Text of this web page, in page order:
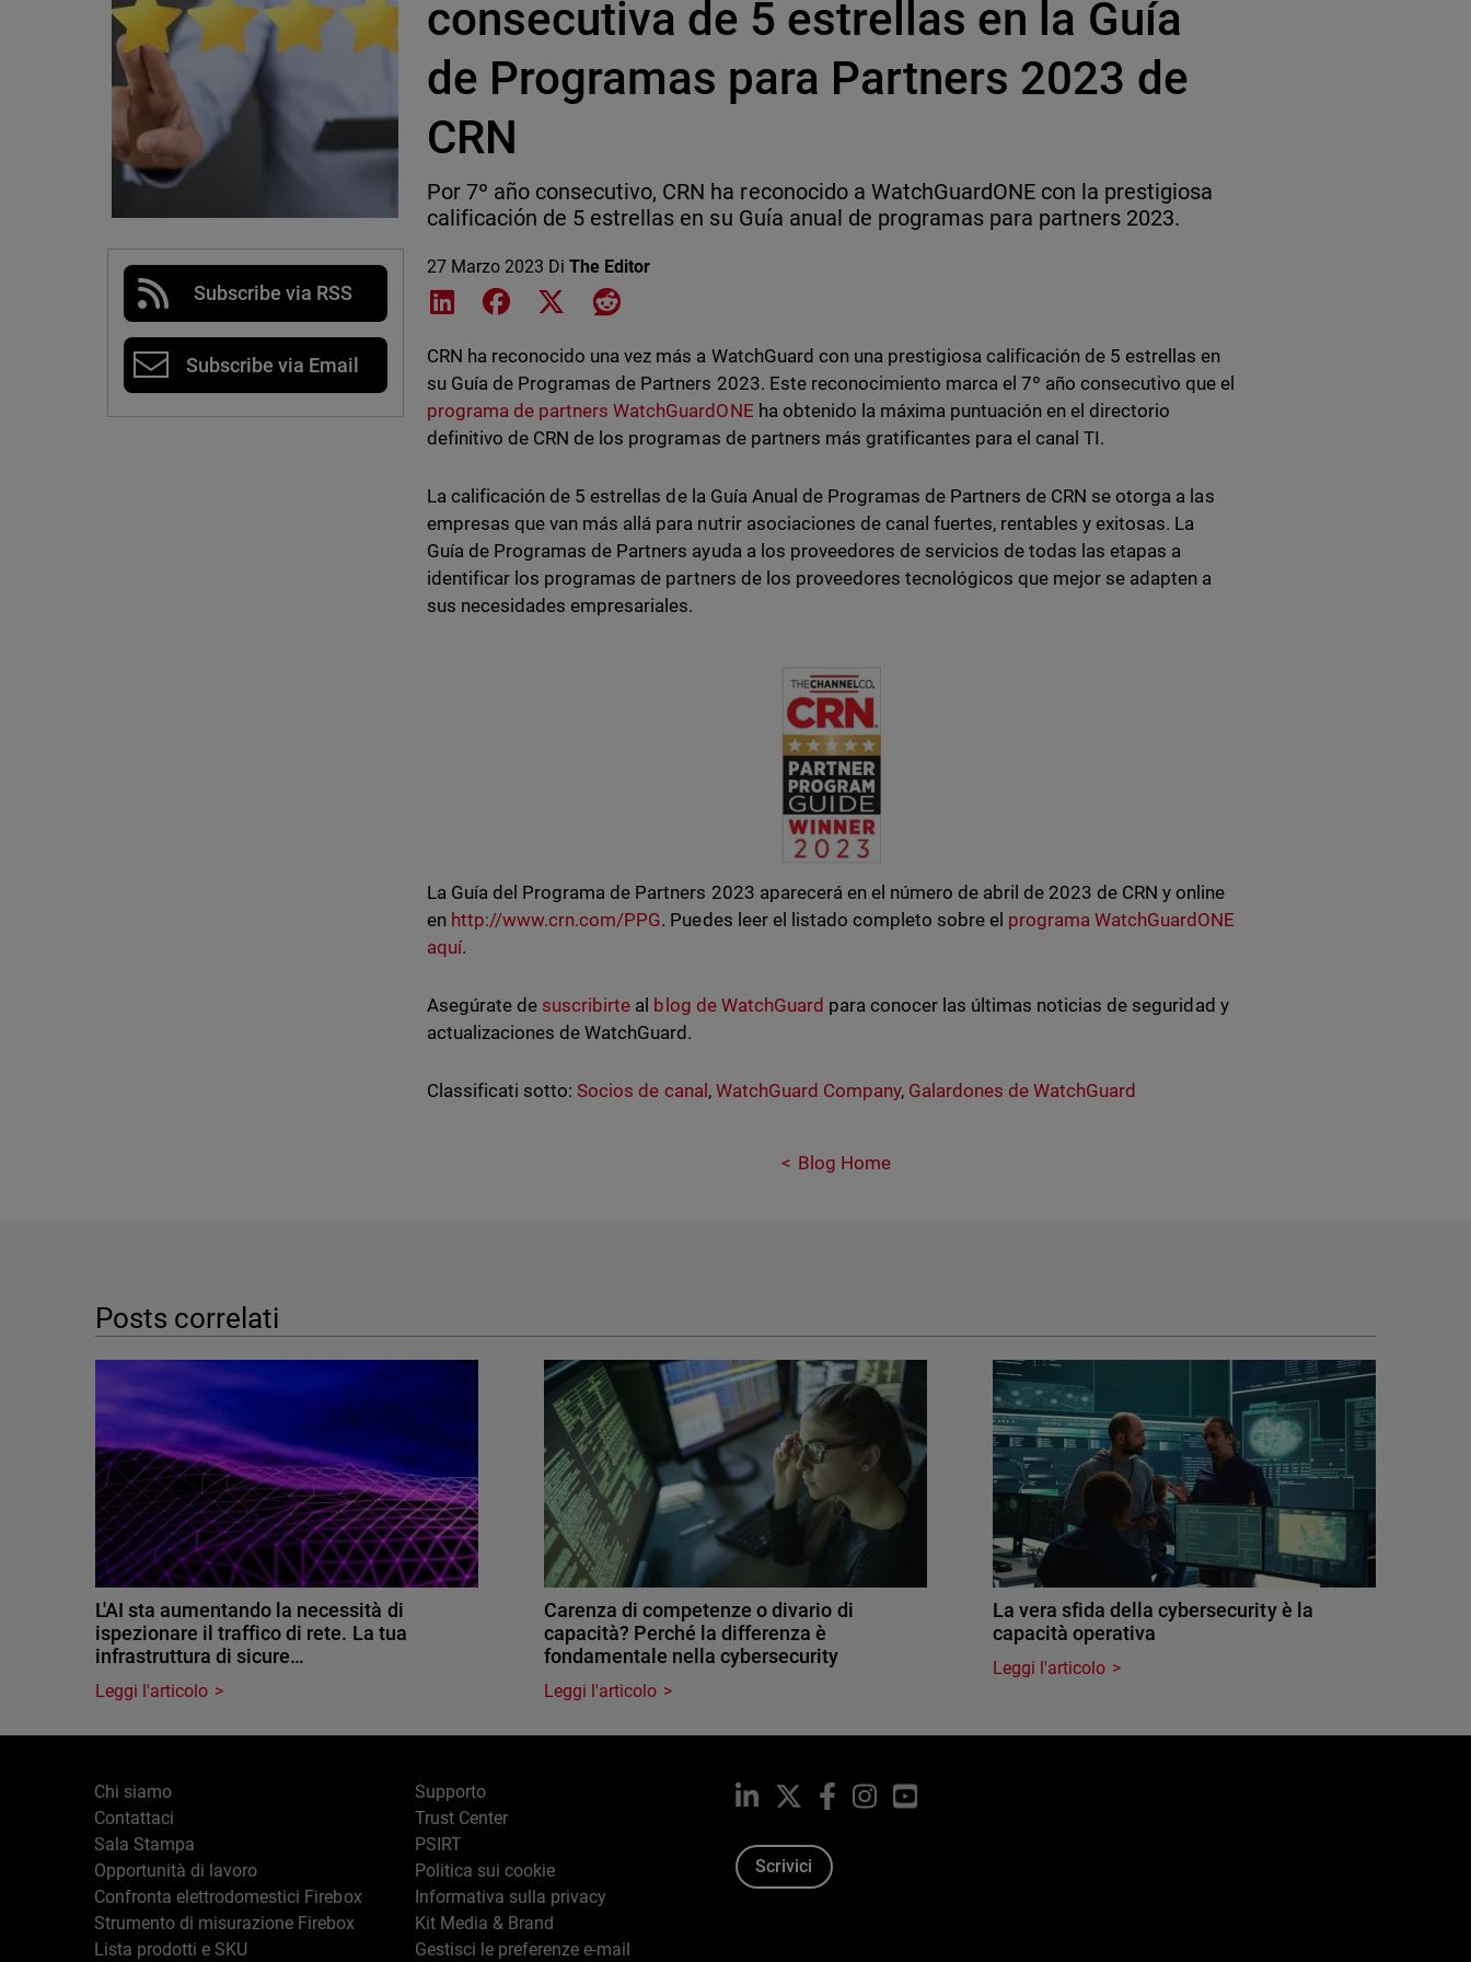
Subscribe via RSS
Subscribe via Email
consecutiva de 5 estrellas en la Guía
de Programas para Partners 2023 de
CRN
Por 7º año consecutivo, CRN ha reconocido a WatchGuardONE con la prestigiosa
calificación de 5 estrellas en su Guía anual de programas para partners 2023.
27 Marzo 2023 DiThe Editor
Share on LinkedIn
Share on Facebook
Share on XShare on Reddit
CRN ha reconocido una vez más a WatchGuard con una prestigiosa calificación de 5 estrellas en
su Guía de Programas de Partners 2023. Este reconocimiento marca el 7º año consecutivo que el
programa de partners WatchGuardONE ha obtenido la máxima puntuación en el directorio
definitivo de CRN de los programas de partners más gratificantes para el canal TI.
La calificación de 5 estrellas de la Guía Anual de Programas de Partners de CRN se otorga a las
empresas que van más allá para nutrir asociaciones de canal fuertes, rentables y exitosas. La
Guía de Programas de Partners ayuda a los proveedores de servicios de todas las etapas a
identificar los programas de partners de los proveedores tecnológicos que mejor se adapten a
sus necesidades empresariales.
La Guía del Programa de Partners 2023 aparecerá en el número de abril de 2023 de CRN y online
en http://www.crn.com/PPG. Puedes leer el listado completo sobre el programa WatchGuardONE
aquí.
Asegúrate de suscribirte al blog de WatchGuard para conocer las últimas noticias de seguridad y
actualizaciones de WatchGuard.
Classificati sotto: Socios de canal , WatchGuard Company, Galardones de WatchGuard
Blog Home
Posts correlati
L'AI sta aumentando la necessità di
ispezionare il traffico di rete. La tua
infrastruttura di sicure…
Leggi l'articolo
Carenza di competenze o divario di
capacità? Perché la differenza è
fondamentale nella cybersecurity
Leggi l'articolo
La vera sfida della cybersecurity è la
capacità operativa
Leggi l'articolo
Chi siamo
Contattaci
Sala Stampa
Opportunità di lavoro
Confronta elettrodomestici Firebox
Strumento di misurazione Firebox
Lista prodotti e SKU
Supporto
Trust Center
PSIRT
Politica sui cookie
Informativa sulla privacy
Kit Media & Brand
Gestisci le preferenze e-mail
LinkedIn Facebook
InstagramYouTube
Scrivici